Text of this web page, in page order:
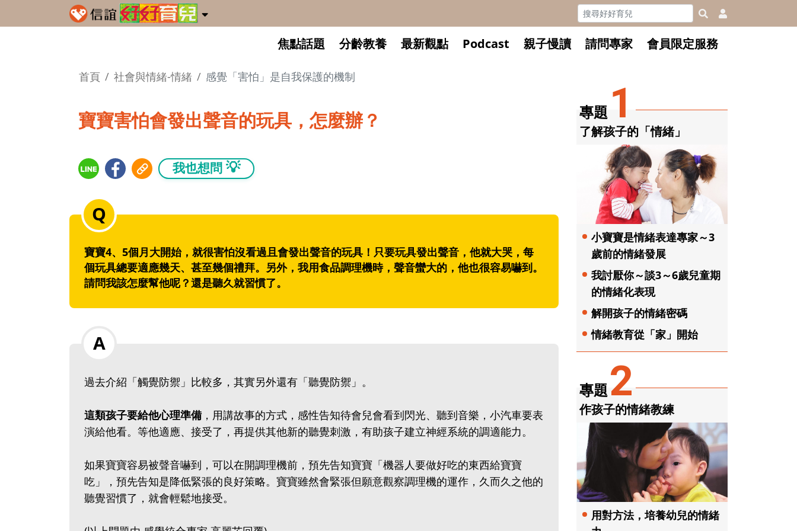
焦點話題 分齡教養 最新觀點 Podcast 親子慢讀 請問專家 會員限定服務
首頁 社會與情緒-情緒 感覺「害怕」是自我保護的機制
寶寶害怕會發出聲音的玩具，怎麼辦？
我也想問 💡
寶寶4、5個月大開始，就很害怕沒看過且會發出聲音的玩具！只要玩具發出聲音，他就大哭，每
個玩具總要適應幾天、甚至幾個禮拜。另外，我用食品調理機時，聲音蠻大的，他也很容易嚇到。
請問我該怎麼幫他呢？還是聽久就習慣了。
過去介紹「觸覺防禦」比較多，其實另外還有「聽覺防禦」。
這類孩子要給他心理準備，用講故事的方式，感性告知待會兒會看到閃光、聽到音樂，小汽車要表
演給他看。等他適應、接受了，再提供其他新的聽覺刺激，有助孩子建立神經系統的調適能力。
如果寶寶容易被聲音嚇到，可以在開調理機前，預先告知寶寶「機器人要做好吃的東西給寶寶
吃」，預先告知是降低緊張的良好策略。寶寶雖然會緊張但願意觀察調理機的運作，久而久之他的
聽覺習慣了，就會輕鬆地接受。
專題 1
了解孩子的「情緒」
小寶寶是情緒表達專家～3
歲前的情緒發展
我討厭你～談3～6歲兒童期
的情緒化表現
解開孩子的情緒密碼
情緒教育從「家」開始
專題2
作孩子的情緒教練
用對方法，培養幼兒的情緒